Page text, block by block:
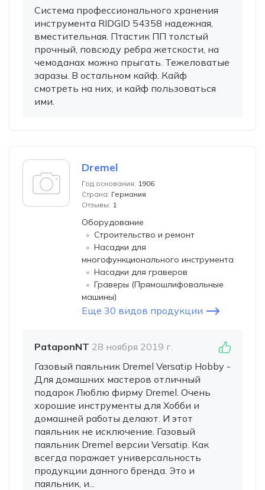
Система профессионального хранения
инструмента RIDGID 54358 надежная,
вместительная. Птастик ПП толстый
прочный, повсюду ребра жетскости, на
чемоданах можно прыгать. Тежеловатые
заразы. В остальном кайф. Кайф
смотреть на них, и кайф пользоваться
ими.
Dremel
Год основания: 1906
Страна: Германия
Отзывы: 1
Оборудование
Строительство и ремонт
Насадки для
многофункционального инструмента
Насадки для граверов
Граверы (Прямошлифовальные
машины)
Еще 30 видов продукции
PataponNT 28 ноября 2019 г.
Газовый паяльник Dremel Versatip Hobby -
Для домашних мастеров отличный
подарок Люблю фирму Dremel. Очень
хорошие инструменты для Хобби и
домашней работы делают. И этот
паяльник не исключение. Газовый
паяльник Dremel версии Versatip. Как
всегда поражает универсальность
продукции данного бренда. Это и
паяльник, и...